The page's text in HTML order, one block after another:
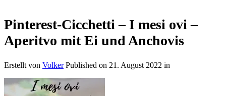
Pinterest-Cicchetti – I mesi ovi –
Aperitvo mit Ei und Anchovis
Erstellt von Volker Published on 21. August 2022 in